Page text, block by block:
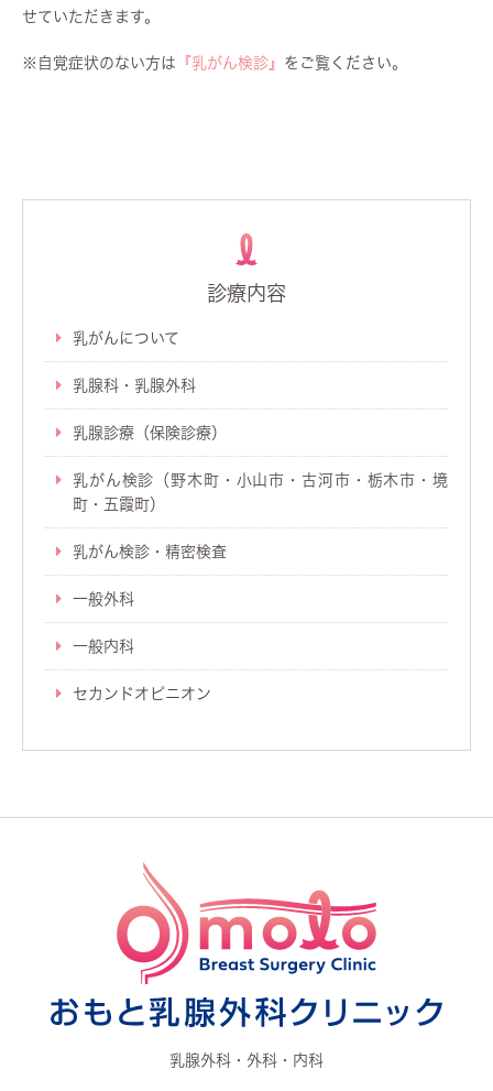
せていただきます。
※自覚症状のない方は 『乳がん検診』 をご覧ください。
診療内容
乳がんについて
乳腺科・乳腺外科
乳腺診療（保険診療）
乳がん検診（野木町・小山市・古河市・栃木市・境
町・五霞町）
乳がん検診・精密検査
一般外科
一般内科
セカンドオピニオン
乳腺外科・外科・内科